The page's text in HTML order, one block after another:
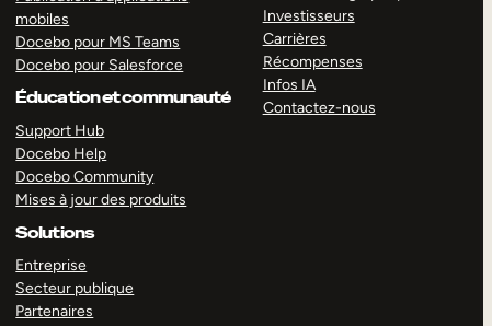
mobiles
Docebo pour MS Teams
Docebo pour Salesforce
Éducation et communauté
Support Hub
Docebo Help
Docebo Community
Mises à jour des produits
Solutions
Entreprise
Secteur publique
Partenaires
Investisseurs
Carrières
Récompenses
Infos IA
Contactez-nous